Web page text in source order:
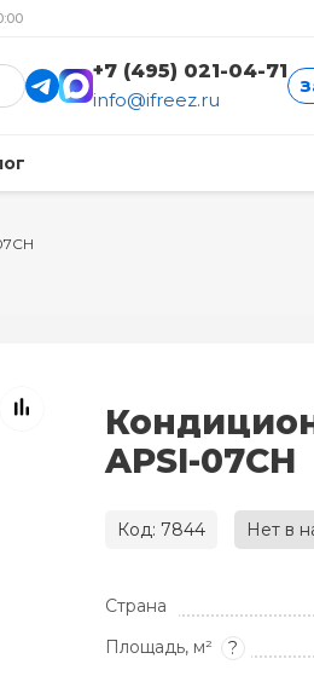
+7 (495) 021-04-71
info@ifreez.ru
APSI-07CH
Код: 7844 Нет в
Страна
Площадь, м²
?